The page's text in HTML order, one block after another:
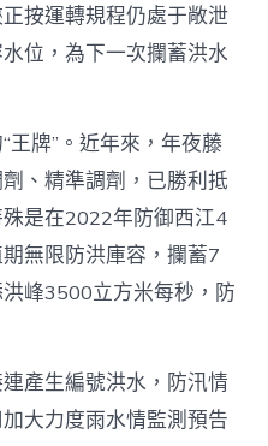
按運轉規程仍處于敞泄
位，為下一次攔蓄洪水
王牌”。近年來，年夜藤
、精準調劑，已勝利抵
是在2022年防御西江4
無限防洪庫容，攔蓄7
峰3500立方米每秒，防
產生編號洪水，防汛情
大力度雨水情監測預告